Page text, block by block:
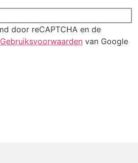
door reCAPTCHA en de
Gebruiksvoorwaarden van Google